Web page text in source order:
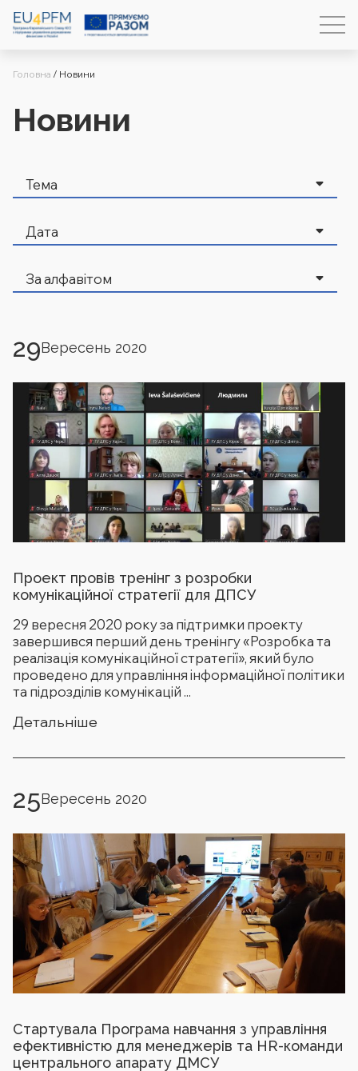
Головна / Новини
Новини
Вересень 2020
29
Проект провів тренінг з розробки
комунікаційної стратегії для ДПСУ
29 вересня 2020 року за підтримки проекту
завершився перший день тренінгу «Розробка та
реалізація комунікаційної стратегії», який було
проведено для управління інформаційної політики
та підрозділів комунікацій ...
Детальніше
Вересень 2020
25
Стартувала Програма навчання з управління
ефективністю для менеджерів та HR-команди
центрального апарату ДМСУ